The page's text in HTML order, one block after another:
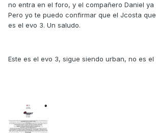
no entra en el foro, y el compañero Daniel ya
Pero yo te puedo confirmar que el Jcosta
es el evo 3. Un saludo.
Este es el evo 3, sigue siendo urban, no es el